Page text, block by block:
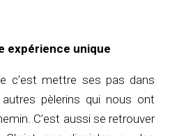
expérience unique
c’est mettre ses pas dans
pèlerins qui nous ont
C’est aussi se retrouver